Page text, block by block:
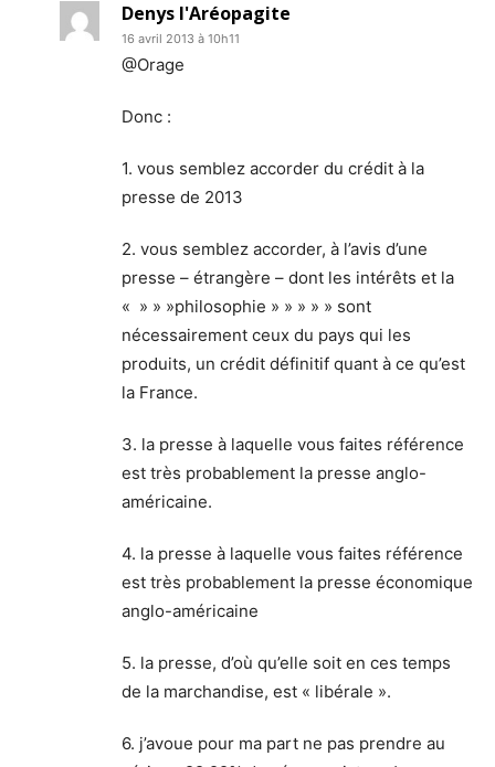
Denys l'Aréopagite
16 avril 2013 à 10h11
@Orage
Donc :
1. vous semblez accorder du crédit à la
presse de 2013
2. vous semblez accorder, à l’avis d’une
presse – étrangère – dont les intérêts et la
« » » »philosophie » » » » » sont
nécessairement ceux du pays qui les
produits, un crédit définitif quant à ce qu’est
la France.
3. la presse à laquelle vous faites référence
est très probablement la presse anglo-
américaine.
4. la presse à laquelle vous faites référence
est très probablement la presse économique
anglo-américaine
5. la presse, d’où qu’elle soit en ces temps
de la marchandise, est « libérale ».
6. j’avoue pour ma part ne pas prendre au